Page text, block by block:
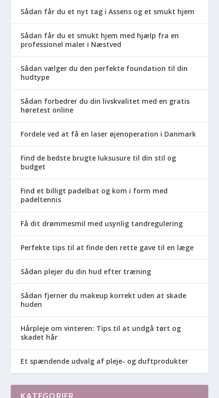
Sådan får du et nyt tag i Assens og et smukt hjem
Sådan får du et smukt hjem med hjælp fra en
professionel maler i Næstved
Sådan vælger du den perfekte foundation til din
hudtype
Sådan forbedrer du din livskvalitet med en gratis
høretest online
Fordele ved at få en laser øjenoperation i Danmark
Find de bedste brugte luksusure til din stil og
budget
Find et billigt padelbat og kom i form med
padeltennis
Få dit drømmesmil med usynlig tandregulering
Perfekte tips til at finde den rette gave til en læge
Sådan plejer du din hud efter træning
Sådan fjerner du makeup korrekt uden at skade
huden
Hårpleje om vinteren: Tips til at undgå tørt og
skadet hår
Et spændende udvalg af pleje- og duftprodukter
KATEGORIER